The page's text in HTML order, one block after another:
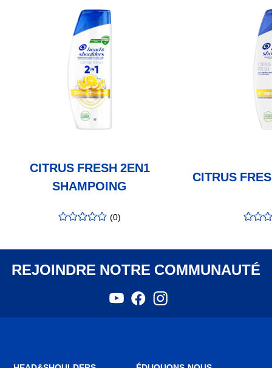
CITRUS FRESH 2EN1
SHAMPOING
évaluation: (0)
CITRUS
REJOINDRE NOTRE COMMUNAUTÉ
YouTube
s'ouvre
Facebook
s'ouvres'ouvre